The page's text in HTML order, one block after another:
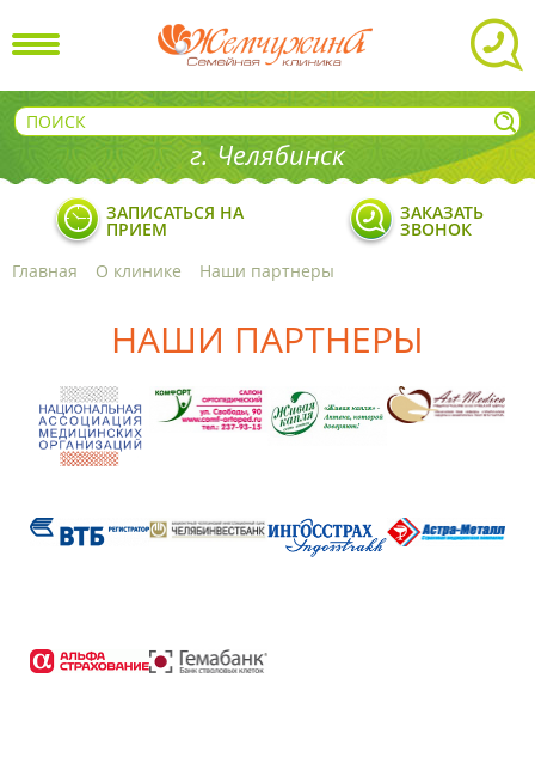
г. Челябинск
ЗАПИСАТЬСЯ НА
ПРИЕМ
ЗАКАЗАТЬ
ЗВОНОК
Главная
О клинике Наши партнеры
НАШИ ПАРТНЕРЫ